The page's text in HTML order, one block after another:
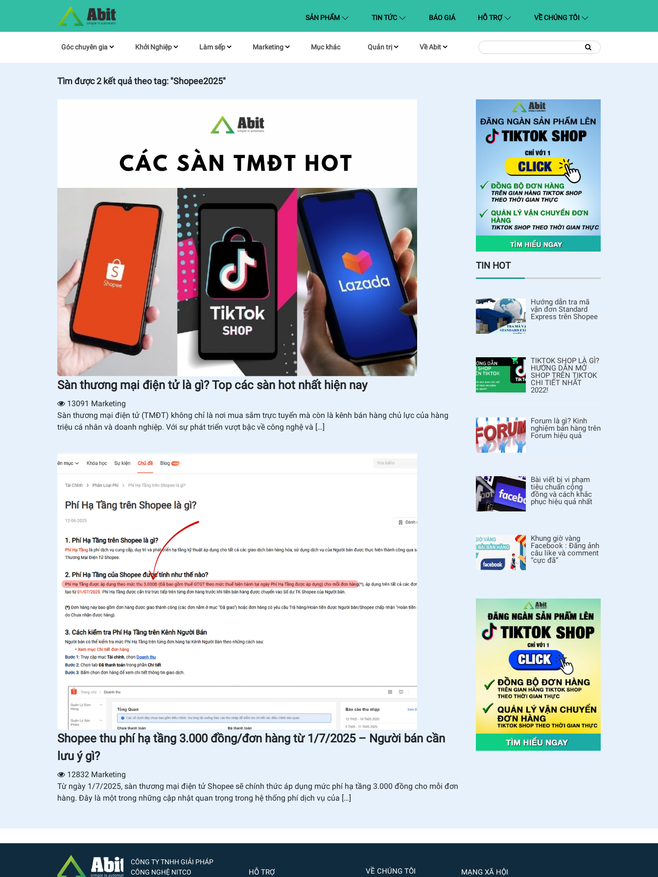
SẢN PHẨM (CURRENT)TIN TỨC BÁO GIÁ HỖ TRỢ VỀ CHÚNG TÔI
Góc chuyên gia Khởi Nghiệp Làm sếp Marketing Mục khác Quản trị Về Abit
Tìm
kiếm:
Tìm
kiếm
Tìm được2kết quả theo tag: "Shopee2025"
Sàn thương mại điện tử là gì? Top các sàn hot nhất hiện nay
13091 Marketing
Sàn thương mại điện tử (TMĐT) không chỉ là nơi mua sắm trực tuyến mà còn là kênh bán hàng chủ lực của hàng
triệu cá nhân và doanh nghiệp. Với sự phát triển vượt bậc về công nghệ và […]
Shopee thu phí hạ tầng 3.000 đồng/đơn hàng từ 1/7/2025 – Người bán cần
lưu ý gì?
12832 Marketing
Từ ngày 1/7/2025, sàn thương mại điện tử Shopee sẽ chính thức áp dụng mức phí hạ tầng 3.000 đồng cho mỗi đơn
hàng. Đây là một trong những cập nhật quan trọng trong hệ thống phí dịch vụ của […]
TIN HOT
Hướng dẫn tra mã
vận đơn Standard
Express trên Shopee
TIKTOK SHOP LÀ GÌ?
HƯỚNG DẪN MỞ
SHOP TRÊN TIKTOK
CHI TIẾT NHẤT
2022!
Forum là gì? Kinh
nghiệm bán hàng trên
Forum hiệu quả
Bài viết bị vi phạm
tiêu chuẩn cộng
đồng và cách khắc
phục hiệu quả nhất
Khung giờ vàng
Facebook : Đăng ảnh
câu like và comment
“cực đã”
CÔNG TY TNHH GIẢI PHÁP
CÔNG NGHỆ NITCO
HỖ TRỢ VỀ CHÚNG TÔI MẠNG XÃ HỘI